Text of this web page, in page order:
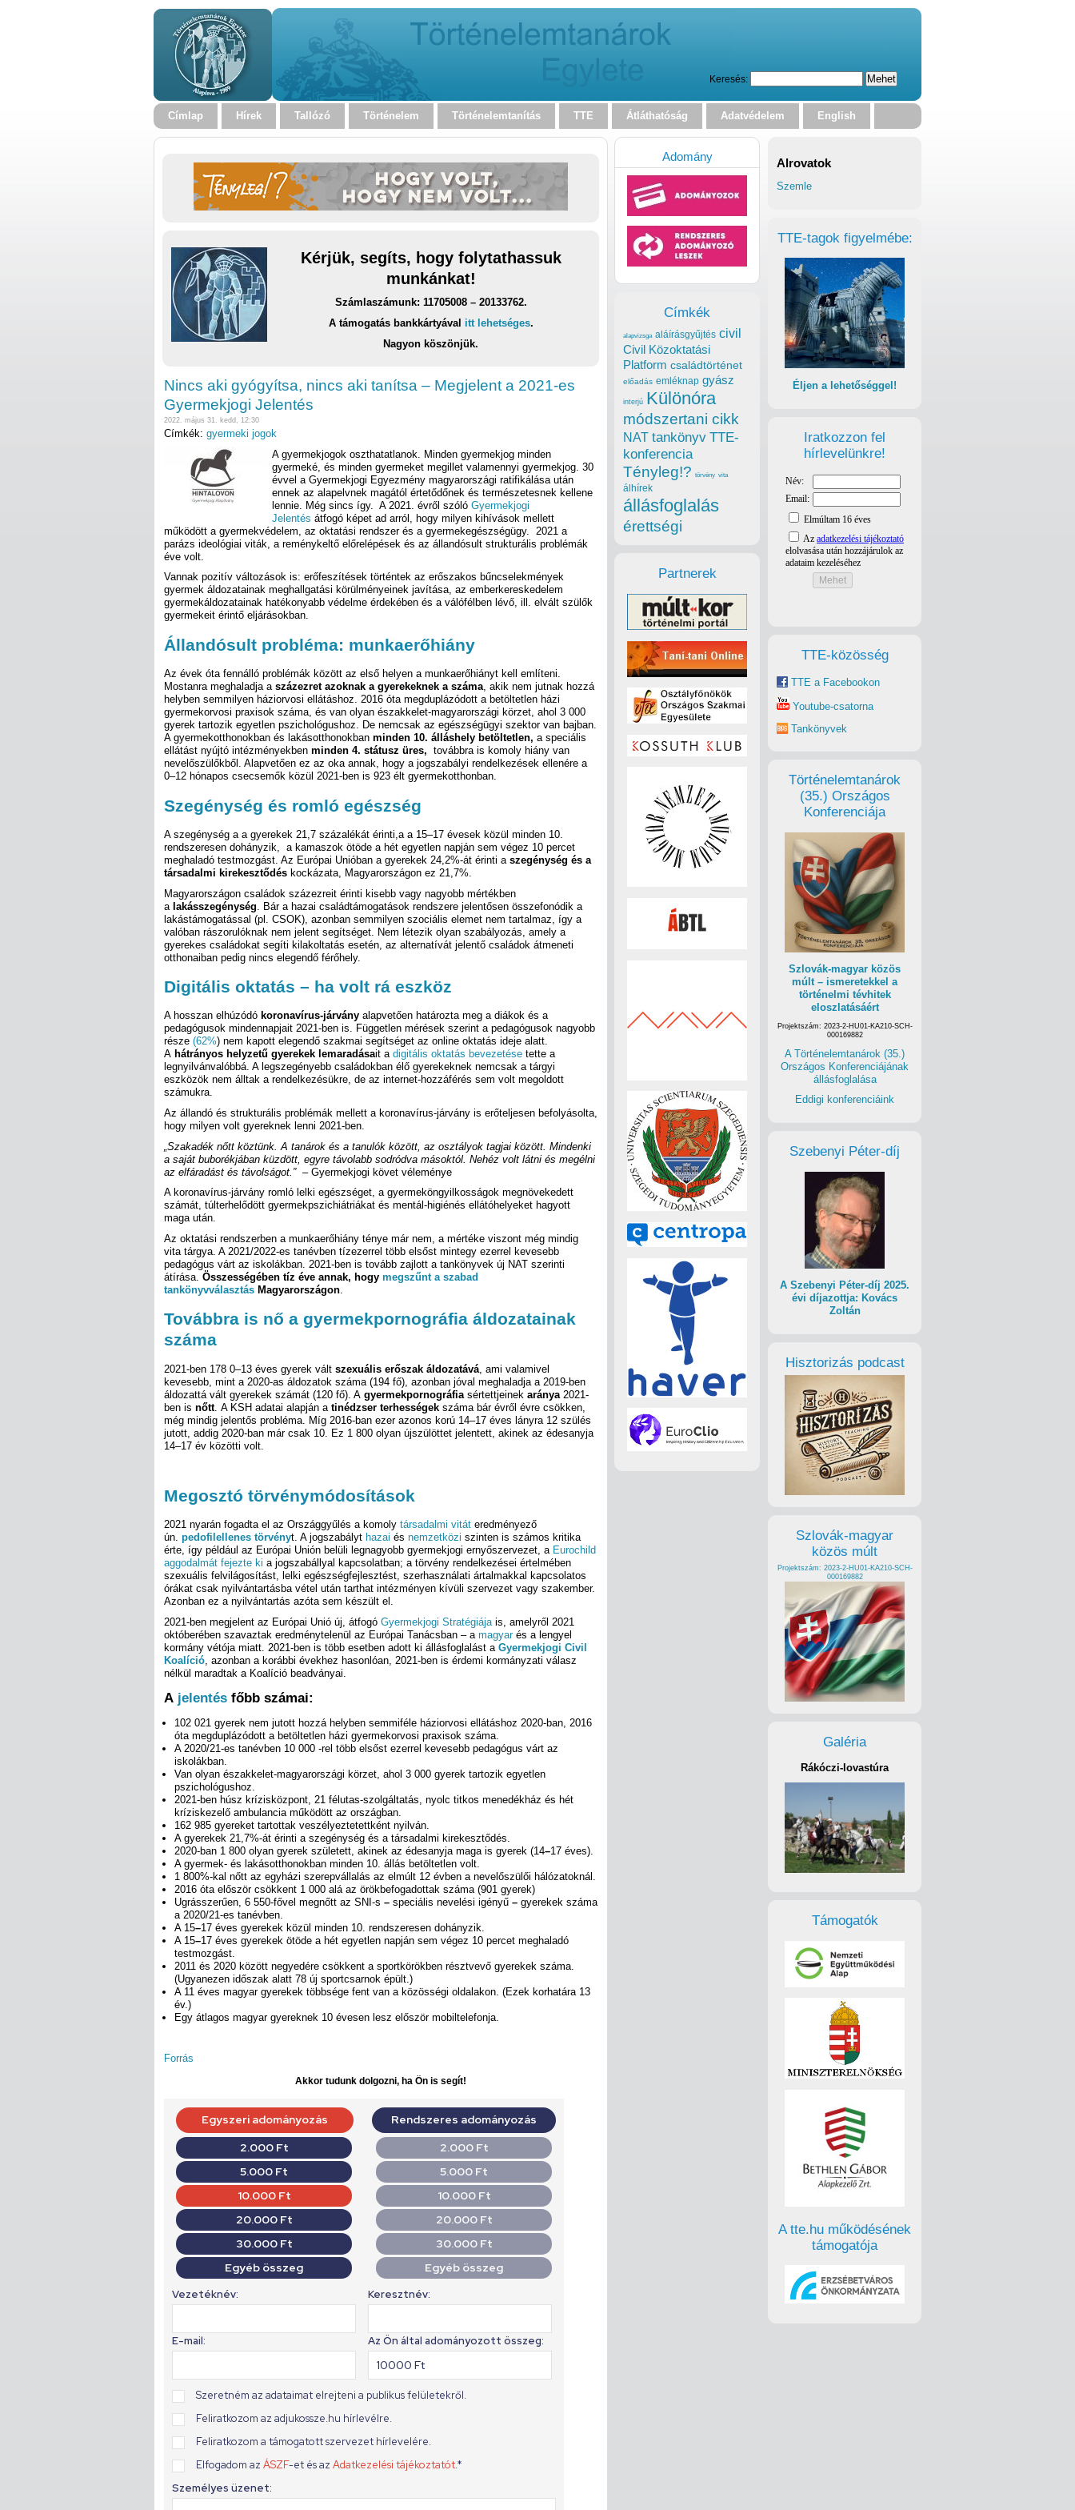
Keresés:
Címlap Hírek Tallózó Történelem Történelemtanítás TTE Átláthatóság Adatvédelem English
Kérjük, segíts, hogy folytathassuk
munkánkat!
Számlaszámunk: 11705008 – 20133762.
A támogatás bankkártyával itt lehetséges.
Nagyon köszönjük.
Nincs aki gyógyítsa, nincs aki tanítsa – Megjelent a 2021-es
Gyermekjogi Jelentés
2022. május 31. kedd, 12:30
Címkék: gyermeki jogok
A gyermekjogok oszthatatlanok. Minden gyermekjog minden
gyermeké, és minden gyermeket megillet valamennyi gyermekjog. 30
évvel a Gyermekjogi Egyezmény magyarországi ratifikálása után
ennek az alapelvnek magától értetődőnek és természetesnek kellene
lennie. Még sincs így. A 2021. évről szóló Gyermekjogi
Jelentés átfogó képet ad arról, hogy milyen kihívások mellett
működött a gyermekvédelem, az oktatási rendszer és a gyermekegészségügy. 2021 a
parázs ideológiai viták, a reménykeltő előrelépések és az állandósult strukturális problémák
éve volt.
Vannak pozitív változások is: erőfeszítések történtek az erőszakos bűncselekmények
gyermek áldozatainak meghallgatási körülményeinek javítása, az emberkereskedelem
gyermekáldozatainak hatékonyabb védelme érdekében és a válófélben lévő, ill. elvált szülők
gyermekeit érintő eljárásokban.
Állandósult probléma: munkaerőhiány
Az évek óta fennálló problémák között az első helyen a munkaerőhiányt kell említeni.
Mostanra meghaladja aszázezret azoknak a gyerekeknek a száma, akik nem jutnak hozzá
helyben semmilyen háziorvosi ellátáshoz. 2016 óta megduplázódott a betöltetlen házi
gyermekorvosi praxisok száma, és van olyan északkelet-magyarországi körzet, ahol 3 000
gyerek tartozik egyetlen pszichológushoz. De nemcsak az egészségügyi szektor van bajban.
A gyermekotthonokban és lakásotthonokban minden 10. álláshely betöltetlen, a speciális
ellátást nyújtó intézményekben minden 4. státusz üres, továbbra is komoly hiány van
nevelőszülőkből. Alapvetően ez az oka annak, hogy a jogszabályi rendelkezések ellenére a
0–12 hónapos csecsemők közül 2021-ben is 923 élt gyermekotthonban.
Szegénység és romló egészség
A szegénység a a gyerekek 21,7 százalékát érinti,a a 15–17 évesek közül minden 10.
rendszeresen dohányzik, a kamaszok ötöde a hét egyetlen napján sem végez 10 percet
meghaladó testmozgást. Az Európai Unióban a gyerekek 24,2%-át érinti a szegénység és a
társadalmi kirekesztődés kockázata, Magyarországon ez 21,7%.
Magyarországon családok százezreit érinti kisebb vagy nagyobb mértékben
a lakásszegénység . Bár a hazai családtámogatások rendszere jelentősen összefonódik a
lakástámogatással (pl. CSOK), azonban semmilyen szociális elemet nem tartalmaz, így a
valóban rászorulóknak nem jelent segítséget. Nem létezik olyan szabályozás, amely a
gyerekes családokat segíti kilakoltatás esetén, az alternatívát jelentő családok átmeneti
otthonaiban pedig nincs elegendő férőhely.
Digitális oktatás – ha volt rá eszköz
A hosszan elhúzódó koronavírus-járvány alapvetően határozta meg a diákok és a
pedagógusok mindennapjait 2021-ben is. Független mérések szerint a pedagógusok nagyobb
része (62%) nem kapott elegendő szakmai segítséget az online oktatás ideje alatt.
A hátrányos helyzetű gyerekek lemaradásait a digitális oktatás bevezetése tette a
legnyilvánvalóbbá. A legszegényebb családokban élő gyerekeknek nemcsak a tárgyi
eszközök nem álltak a rendelkezésükre, de az internet-hozzáférés sem volt megoldott
számukra.
Az állandó és strukturális problémák mellett a koronavírus-járvány is erőteljesen befolyásolta,
hogy milyen volt gyereknek lenni 2021-ben.
„Szakadék nőtt köztünk. A tanárok és a tanulók között, az osztályok tagjai között. Mindenki
a saját buborékjában küzdött, egyre távolabb sodródva másoktól. Nehéz volt látni és megélni
az elfáradást és távolságot.”– Gyermekjogi követ véleménye
A koronavírus-járvány romló lelki egészséget, a gyermeköngyilkosságok megnövekedett
számát, túlterhelődött gyermekpszichiátriákat és mentál-higiénés ellátóhelyeket hagyott
maga után.
Az oktatási rendszerben a munkaerőhiány ténye már nem, a mértéke viszont még mindig
vita tárgya. A 2021/2022-es tanévben tízezerrel több elsőst mintegy ezerrel kevesebb
pedagógus várt az iskolákban. 2021-ben is tovább zajlott a tankönyvek új NAT szerinti
átírása. Összességében tíz éve annak, hogy megszűnt a szabad
tankönyvválasztás Magyarországon
Továbbra is nő a gyermekpornográfia áldozatainak
száma
2021-ben 178 0–13 éves gyerek vált szexuális erőszak áldozatává , ami valamivel
kevesebb, mint a 2020-as áldozatok száma (194 fő), azonban jóval meghaladja a 2019-ben
áldozattá vált gyerekek számát (120 fő). A gyermekpornográfia sértettjeinek aránya 2021-
ben is nőtt. A KSH adatai alapján a tinédzser terhességek száma bár évről évre csökken,
még mindig jelentős probléma. Míg 2016-ban ezer azonos korú 14–17 éves lányra 12 szülés
jutott, addig 2020-ban már csak 10. Ez 1 800 olyan újszülöttet jelentett, akinek az édesanyja
14–17 év közötti volt.
Megosztó törvénymódosítások
2021 nyarán fogadta el az Országgyűlés a komoly társadalmi vitát eredményező
ún. pedofilellenes törvényt. A jogszabályt hazai és nemzetközi szinten is számos kritika
érte, így például az Európai Unión belüli legnagyobb gyermekjogi ernyőszervezet, a Eurochild
aggodalmát fejezte ki a jogszabállyal kapcsolatban; a törvény rendelkezései értelmében
szexuális felvilágosítást, lelki egészségfejlesztést, szerhasználati ártalmakkal kapcsolatos
órákat csak nyilvántartásba vétel után tarthat intézményen kívüli szervezet vagy szakember.
Azonban ez a nyilvántartás azóta sem készült el.
2021-ben megjelent az Európai Unió új, átfogó Gyermekjogi Stratégiája is, amelyről 2021
októberében szavaztak eredménytelenül az Európai Tanácsban – a magyar és a lengyel
kormány vétója miatt. 2021-ben is több esetben adott ki állásfoglalást a Gyermekjogi Civil
Koalíció , azonban a korábbi évekhez hasonlóan, 2021-ben is érdemi kormányzati válasz
nélkül maradtak a Koalíció beadványai.
A jelentés főbb számai:
102 021 gyerek nem jutott hozzá helyben semmiféle háziorvosi ellátáshoz 2020-ban, 2016
óta megduplázódott a betöltetlen házi gyermekorvosi praxisok száma.
A 2020/21-es tanévben 10 000 -rel több elsőst ezerrel kevesebb pedagógus várt az
iskolákban.
Van olyan északkelet-magyarországi körzet, ahol 3 000 gyerek tartozik egyetlen
pszichológushoz.
2021-ben húsz krízisközpont, 21 félutas-szolgáltatás, nyolc titkos menedékház és hét
kríziskezelő ambulancia működött az országban.
162 985 gyereket tartottak veszélyeztetettként nyilván.
A gyerekek 21,7%-át érinti a szegénység és a társadalmi kirekesztődés.
2020-ban 1 800 olyan gyerek született, akinek az édesanyja maga is gyerek (14–17 éves).
A gyermek- és lakásotthonokban minden 10. állás betöltetlen volt.
1 800%-kal nőtt az egyházi szerepvállalás az elmúlt 12 évben a nevelőszülői hálózatoknál.
2016 óta először csökkent 1 000 alá az örökbefogadottak száma (901 gyerek)
Ugrásszerűen, 6 550-fővel megnőtt az SNI-s –speciális nevelési igényű –gyerekek száma
a 2020/21-es tanévben.
A 15–17 éves gyerekek közül minden 10. rendszeresen dohányzik.
A 15–17 éves gyerekek ötöde a hét egyetlen napján sem végez 10 percet meghaladó
testmozgást.
2011 és 2020 között negyedére csökkent a sportkörökben résztvevő gyerekek száma.
(Ugyanezen időszak alatt 78 új sportcsarnok épült.)
A 11 éves magyar gyerekek többsége fent van a közösségi oldalakon. (Ezek korhatára 13
év.)
Egy átlagos magyar gyereknek 10 évesen lesz először mobiltelefonja.
Forrás
Akkor tudunk dolgozni, ha Ön is segít!
Alrovatok
Szemle
TTE-tagok figyelmébe:
Éljen a lehetőséggel!
Iratkozzon fel
hírlevelünkre!
TTE-közösség
TTE a Facebookon
Youtube-csatorna
Tankönyvek
Történelemtanárok
(35.) Országos
Konferenciája
Szlovák-magyar közös
múlt – ismeretekkel a
történelmi tévhitek
eloszlatásáért
Projektszám: 2023-2-HU01-KA210-SCH-
000169882
A Történelemtanárok (35.)
Országos Konferenciájának
állásfoglalása
Eddigi konferenciáink
Szebenyi Péter-díj
A Szebenyi Péter-díj 2025.
évi díjazottja: Kovács
Zoltán
Hisztorizás podcast
Szlovák-magyar
közös múlt
Projektszám: 2023-2-HU01-KA210-SCH-
000169882
Galéria
Rákóczi-lovastúra
Támogatók
A tte.hu működésének
támogatója
Adomány
Címkék
alapvizsga aláírásgyűjtés civil
Civil Közoktatási
Platform családtörténet
előadás emléknap gyász
interjú Különóra
módszertani cikk
NAT tankönyv TTE-
konferencia
Tényleg!? törvény vita
álhírek
állásfoglalás
érettségi
Partnerek